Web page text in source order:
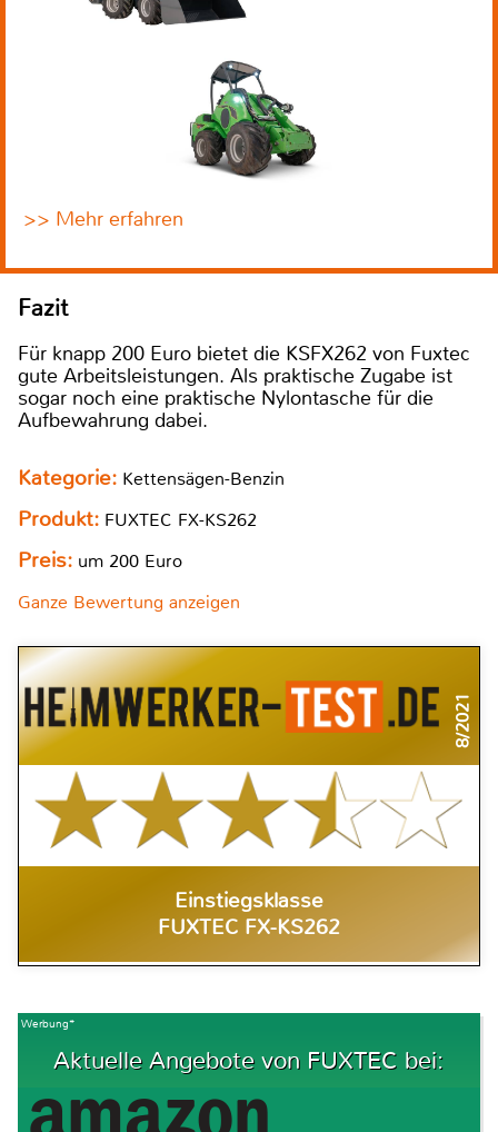
>> Mehr erfahren
Fazit
Für knapp 200 Euro bietet die KSFX262 von Fuxtec
gute Arbeitsleistungen. Als praktische Zugabe ist
sogar noch eine praktische Nylontasche für die
Aufbewahrung dabei.
Kategorie: Kettensägen-Benzin
Produkt: FUXTEC FX-KS262
Preis: um 200 Euro
Ganze Bewertung anzeigen
8/2021
Einstiegsklasse
FUXTEC FX-KS262
Werbung*
Aktuelle Angebote von FUXTEC bei: